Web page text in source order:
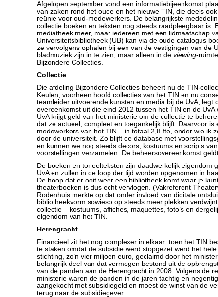
Afgelopen september vond een informatiebijeenkomst
van zaken rond het oude en het nieuwe TIN, die deels
reünie voor oud-medewerkers. De belangrijkste
collectie boeken en teksten nog steeds raadpleegbaar is.
mediatheek meer, maar iedereen met een lidmaatschap
Universiteitsbibliotheek (UB) kan via de oude catalogus
ze vervolgens ophalen bij een van de vestigingen van de
bladmuziek zijn in te zien, maar alleen in de viewing-
Bijzondere Collecties.
Collectie
Die afdeling Bijzondere Collecties beheert nu de TIN-
Keulen, voorheen hoofd collecties van het TIN en nu
teamleider uitvoerende kunsten en media bij de UvA, legt
overeenkomst uit die eind 2012 tussen het TIN en de UvA
UvA krijgt geld van het ministerie om de collectie te
dat ze actueel, compleet en toegankelijk blijft. Daarvoor is
medewerkers van het TIN – in totaal 2,8 fte, onder wie ik
door de universiteit. Zo blijft de database met
en kunnen we nog steeds decors, kostuums en scripts
voorstellingen verzamelen. De beheersovereenkomst
De boeken en toneelteksten zijn daadwerkelijk eigendom
UvA en zullen in de loop der tijd worden opgenomen in
De hoop dat er ooit weer een bibliotheek komt waar je
theaterboeken is dus echt vervlogen. (Vakreferent
Rodenhuis merkte op dat onder invloed van digitale
bibliotheekvorm sowieso op steeds meer plekken
collectie – kostuums, affiches, maquettes, foto’s en
eigendom van het TIN.
Herengracht
Financieel zit het nog complexer in elkaar: toen het TIN
te staken omdat de subsidie werd stopgezet werd het
stichting, zo’n vier miljoen euro, geclaimd door het
belangrijk deel van dat vermogen bestond uit de
van de panden aan de Herengracht in 2008. Volgens de
ministerie waren de panden in de jaren tachtig en
aangekocht met subsidiegeld en moest de winst van de
terug naar de subsidiegever.